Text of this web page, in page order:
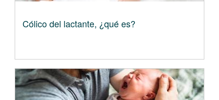
Cólico del lactante, ¿qué es?